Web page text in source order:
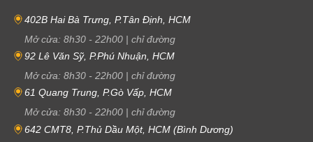
402B Hai Bà Trưng, P.Tân Định, HCM
Mở cửa: 8h30 - 22h00 | chỉ đường
92 Lê Văn Sỹ, P.Phú Nhuận, HCM
Mở cửa: 8h30 - 22h00 | chỉ đường
61 Quang Trung, P.Gò Vấp, HCM
Mở cửa: 8h30 - 22h00 | chỉ đường
642 CMT8, P.Thủ Dầu Một, HCM (Bình Dương)